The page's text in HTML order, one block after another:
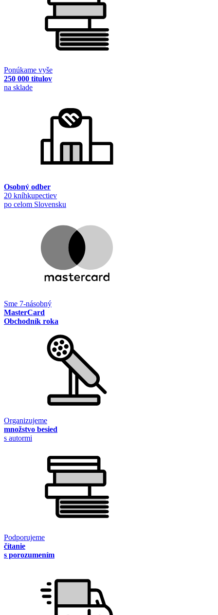
Ponúkame vyše
250 000 titulov
na sklade
Osobný odber
20 kníhkupectiev
po celom Slovensku
Sme 7-násobný
MasterCard
Obchodník roka
Organizujeme
množstvo besied
s autormi
Podporujeme
čítanie
s porozumením